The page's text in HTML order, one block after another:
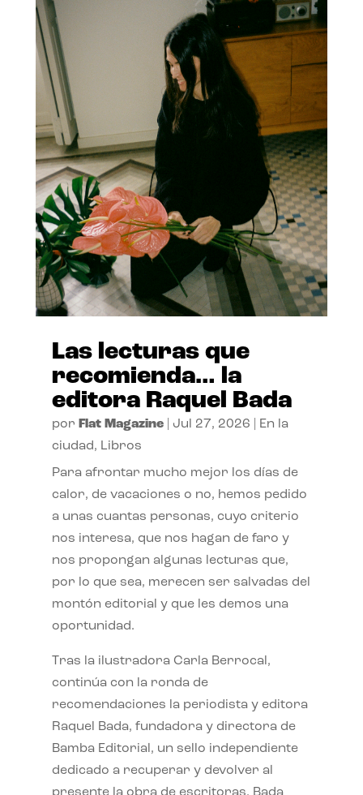
Las lecturas que
recomienda… la
editora Raquel Bada
por Flat Magazine| Jul 27, 2026
En la
ciudad, Libros
Para afrontar mucho mejor los días de
calor, de vacaciones o no, hemos pedido
a unas cuantas personas, cuyo criterio
nos interesa, que nos hagan de faro y
nos propongan algunas lecturas que,
por lo que sea, merecen ser salvadas del
montón editorial y que les demos una
oportunidad.
Tras la ilustradora Carla Berrocal,
continúa con la ronda de
recomendaciones la periodista y editora
Raquel Bada, fundadora y directora de
Bamba Editorial, un sello independiente
dedicado a recuperar y devolver al